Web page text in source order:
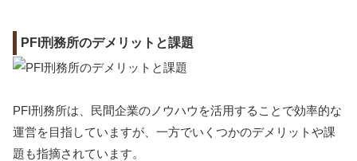
PFI刑務所のデメリットと課題
PFI刑務所は、民間企業のノウハウを活用することで効率的な
運営を目指していますが、一方でいくつかのデメリットや課
題も指摘されています。